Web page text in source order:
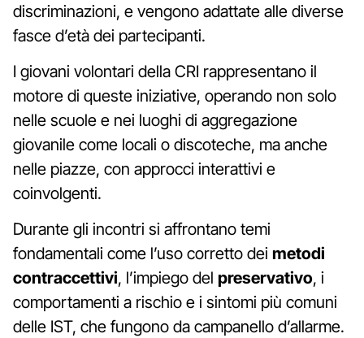
discriminazioni, e vengono adattate alle diverse
fasce d’età dei partecipanti.
I giovani volontari della CRI rappresentano il
motore di queste iniziative, operando non solo
nelle scuole e nei luoghi di aggregazione
giovanile come locali o discoteche, ma anche
nelle piazze, con approcci interattivi e
coinvolgenti.
Durante gli incontri si affrontano temi
fondamentali come l’uso corretto dei metodi
contraccettivi, l’impiego del preservativo, i
comportamenti a rischio e i sintomi più comuni
delle IST, che fungono da campanello d’allarme.